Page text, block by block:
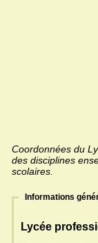
Coordonnées du
des disciplines
scolaires.
Informations
Lycée